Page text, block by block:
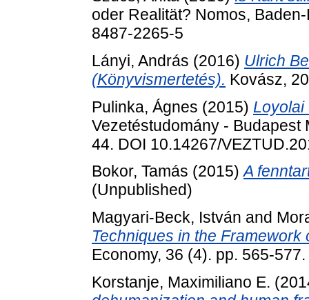
oder Realität? Nomos,
8487-2265-5
Lányi, András (2016) Ulrich
(Könyvismertetés). Kovász,
Pulinka, Ágnes (2015) Loyolai
Vezetéstudomány - Budapest
44. DOI 10.14267/
Bokor, Tamás (2015)A
(Unpublished)
Magyari-Beck, István and
Techniques in the Framework
Economy, 36 (4). pp. 565-577.
Korstanje, Maximiliano E.